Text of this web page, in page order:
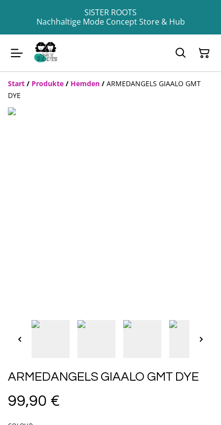
SISTER ROOTS
Nachhaltige Mode Concept Store & Hub
Start / Produkte / Hemden / ARMEDANGELS GIAALO GMT
DYE
ARMEDANGELS GIAALO GMT DYE
99,90 €